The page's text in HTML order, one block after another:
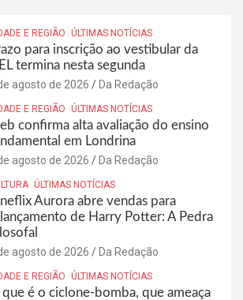
E REGIÃO ÚLTIMAS NOTÍCIAS
para inscrição ao vestibular da
termina nesta segunda
agosto de 2026 Da Redação
E REGIÃO ÚLTIMAS NOTÍCIAS
confirma alta avaliação do ensino
em Londrina
agosto de 2026 Da Redação
ÚLTIMAS NOTÍCIAS
Aurora abre vendas para
de Harry Potter: A Pedra
agosto de 2026 Da Redação
E REGIÃO ÚLTIMAS NOTÍCIAS
é o ciclone-bomba, que ameaça